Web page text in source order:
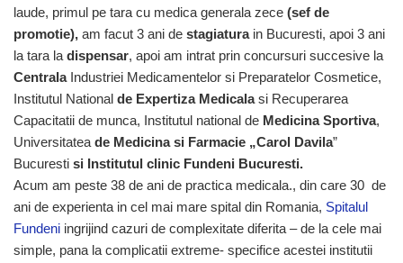
laude, primul pe tara cu medica generala zece (sef de
promotie), am facut 3 ani de stagiaturain Bucuresti, apoi 3 ani
la tara la dispensar, apoi am intrat prin concursuri succesive la
CentralaIndustriei Medicamentelor si Preparatelor Cosmetice,
Institutul National de Expertiza Medicalasi Recuperarea
Capacitatii de munca, Institutul national de Medicina Sportiva,
Universitatea de Medicina si Farmacie „Carol Davila”
Bucuresti si Institutul clinic Fundeni Bucuresti.
Acum am peste 38 de ani de practica medicala., din care 30 de
ani de experienta in cel mai mare spital din Romania, Spitalul
Fundeni ingrijind cazuri de complexitate diferita – de la cele mai
simple, pana la complicatii extreme- specifice acestei institutii